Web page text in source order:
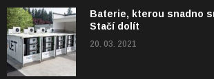
Baterie, kterou snadno
Stačí dolít
20. 03. 2021